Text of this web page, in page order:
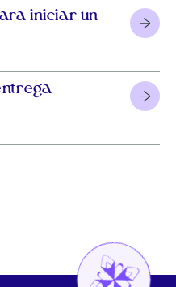
iniciar un